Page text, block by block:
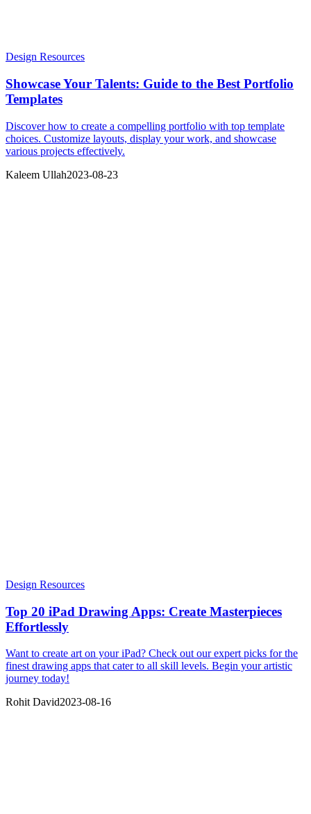
Design Resources
Showcase Your Talents: Guide to the Best Portfolio
Templates
Discover how to create a compelling portfolio with top template
choices. Customize layouts, display your work, and showcase
various projects effectively.
Kaleem Ullah2023-08-23
Design Resources
Top 20 iPad Drawing Apps: Create Masterpieces
Effortlessly
Want to create art on your iPad? Check out our expert picks for the
finest drawing apps that cater to all skill levels. Begin your artistic
journey today!
Rohit David2023-08-16